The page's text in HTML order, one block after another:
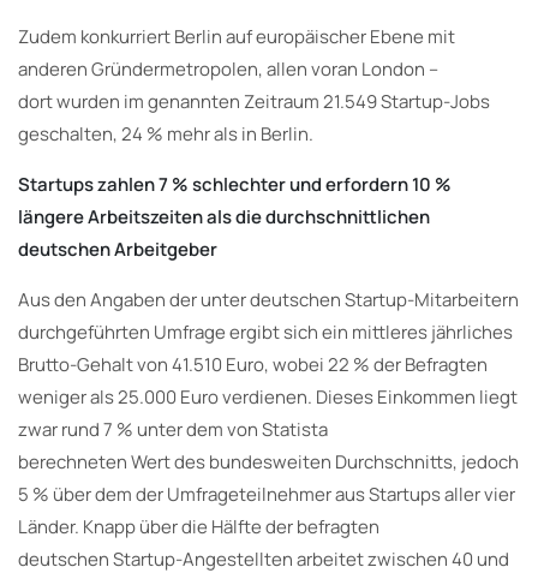
Zudem konkurriert Berlin auf europäischer Ebene mit
anderen Gründermetropolen, allen voran London –
dort wurden im genannten Zeitraum 21.549 Startup-Jobs
geschalten, 24 % mehr als in Berlin.
Startups zahlen 7 % schlechter und erfordern 10 %
längere Arbeitszeiten als die durchschnittlichen
deutschen Arbeitgeber
Aus den Angaben der unter deutschen Startup-Mitarbeitern
durchgeführten Umfrage ergibt sich ein mittleres jährliches
Brutto-Gehalt von 41.510 Euro, wobei 22 % der Befragten
weniger als 25.000 Euro verdienen. Dieses Einkommen liegt
zwar rund 7 % unter dem von Statista
berechneten Wert des bundesweiten Durchschnitts, jedoch
5 % über dem der Umfrageteilnehmer aus Startups aller vier
Länder. Knapp über die Hälfte der befragten
deutschen Startup-Angestellten arbeitet zwischen 40 und